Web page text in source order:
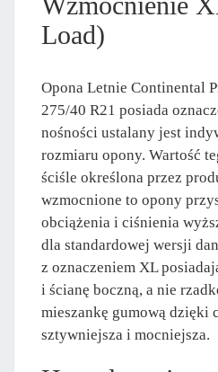
Load)
Opona Letnie Continental
275/40 R21 posiada
nośności ustalany jest
rozmiaru opony. Wartość
ściśle określona przez
wzmocnione to opony
obciążenia i ciśnienia
dla standardowej wersji
z oznaczeniem XL
i ścianę boczną, a nie
mieszankę gumową dzięki
sztywniejsza i mocniejsza.